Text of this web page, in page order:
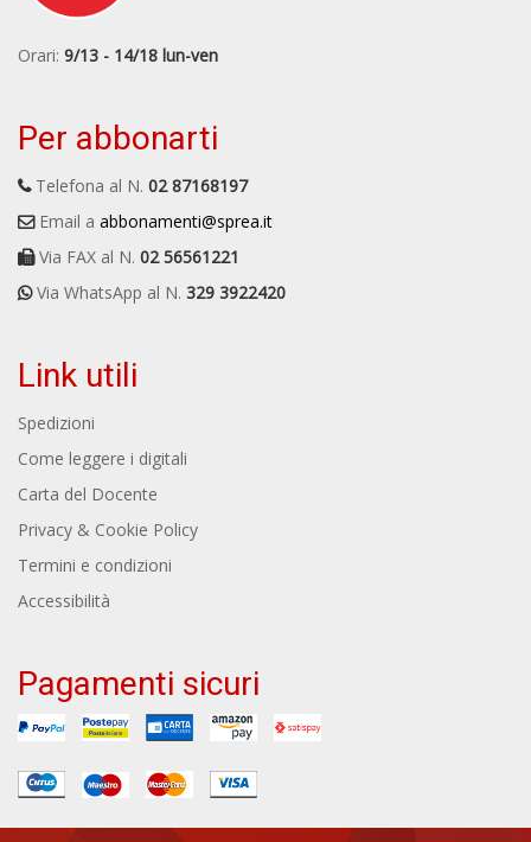
Orari: 9/13 - 14/18 lun-ven
Per abbonarti
Telefona al N. 02 87168197
Email a abbonamenti@sprea.it
Via FAX al N. 02 56561221
Via WhatsApp al N. 329 3922420
Link utili
Spedizioni
Come leggere i digitali
Carta del Docente
Privacy & Cookie Policy
Termini e condizioni
Accessibilità
Pagamenti sicuri